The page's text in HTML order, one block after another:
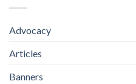
Advocacy
Articles
Banners